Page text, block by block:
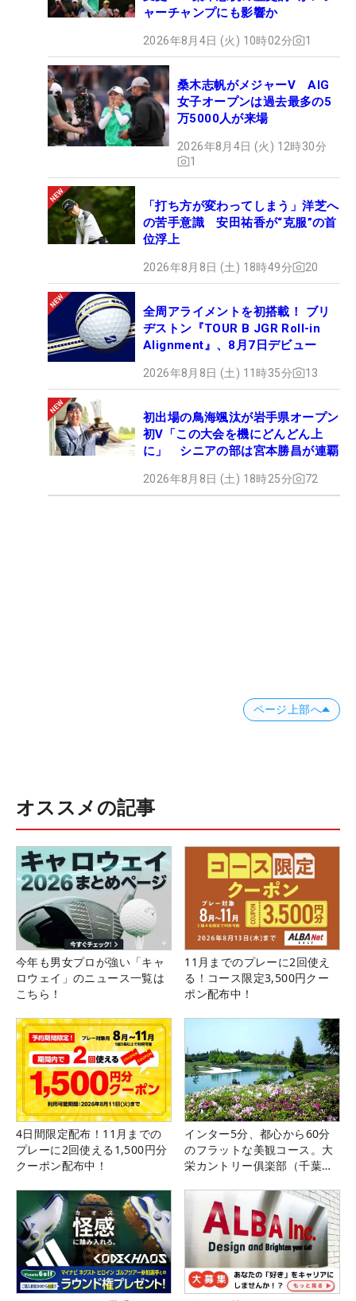
ャーチャンプにも影響か
2026年8月4日 (火) 10時02分 1
桑木志帆がメジャーV AIG
女子オープンは過去最多の5
万5000人が来場
2026年8月4日 (火) 12時30分
1
「打ち方が変わってしまう」洋芝へ
の苦手意識 安田祐香が“克服”の首
位浮上
2026年8月8日 (土) 18時49分 20
全周アライメントを初搭載！ ブリ
ヂストン『TOUR B JGR Roll-in
Alignment』、8月7日デビュー
2026年8月8日 (土) 11時35分 13
初出場の鳥海颯汰が岩手県オープン
初V「この大会を機にどんどん上
に」 シニアの部は宮本勝昌が連覇
2026年8月8日 (土) 18時25分 72
ページ上部へ
オススメの記事
今年も男女プロが強い「キャ
ロウェイ」のニュース一覧は
こちら！
11月までのプレーに2回使え
る！コース限定3,500円クー
ポン配布中！
4日間限定配布！11月までの
プレーに2回使える1,500円分
クーポン配布中！
インター5分、都心から60分
のフラットな美観コース。大
栄カントリー俱楽部（千葉